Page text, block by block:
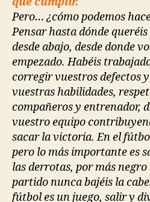
Pero… ¿cómo podemos
Pensar hasta dónde
desde abajo, desde donde
empezado. Habéis
corregir vuestros defectos
vuestras habilidades,
compañeros y entrenador,
vuestro equipo
sacar la victoria. En el
pero lo más importante es
las derrotas, por más negro
partido nunca bajéis la
fútbol es un juego, salir y